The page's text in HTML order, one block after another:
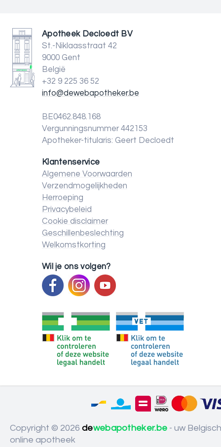
Apotheek Decloedt BV
St.-Niklaasstraat 42
9000 Gent
België
+32 9 225 36 52
info@dewebapotheker.be
BE0462.848.168
Vergunningsnummer 442153
Apotheker-titularis: Geert Decloedt
Klantenservice
Algemene Voorwaarden
Verzendmogelijkheden
Herroeping
Privacybeleid
Cookie disclaimer
Geschillenbeslechting
Welkomstkorting
Wil je ons volgen?
Copyright © 2026 dewebapotheker.be - uw
online apotheek